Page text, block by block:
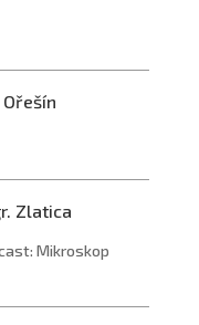
Ořešín
Zlatica
Mikroskop